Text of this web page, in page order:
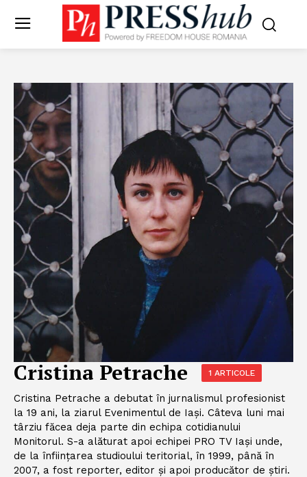
Cristina Petrache 1 ARTICOLE
Cristina Petrache a debutat în jurnalismul profesionist
la 19 ani, la ziarul Evenimentul de Iași. Câteva luni mai
târziu făcea deja parte din echipa cotidianului
Monitorul. S-a alăturat apoi echipei PRO TV Iași unde,
de la înființarea studioului teritorial, în 1999, până în
2007, a fost reporter, editor și apoi producător de știri.